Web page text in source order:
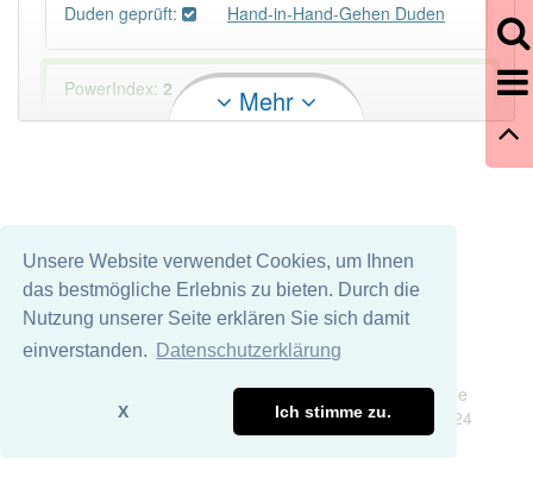
Unsere Website verwendet Cookies, um Ihnen
das bestmögliche Erlebnis zu bieten. Durch die
Nutzung unserer Seite erklären Sie sich damit
einverstanden.
Datenschutzerklärung
X Ich stimme zu.
Duden geprüft: Hand-in-Hand-Gehen Duden
PowerIndex: 2
Wörter mit Endung -hand-in-hand-gehen aber mit
einem anderen Artikeldas: 0
95% unserer Spielapp-Nutzer haben den Artikel
Mehr
Wir übernehmen keine Garantie und keine Haftung für die
Richtigkeit und Vollständigkeit dieser Seite. DDDEasy 2024